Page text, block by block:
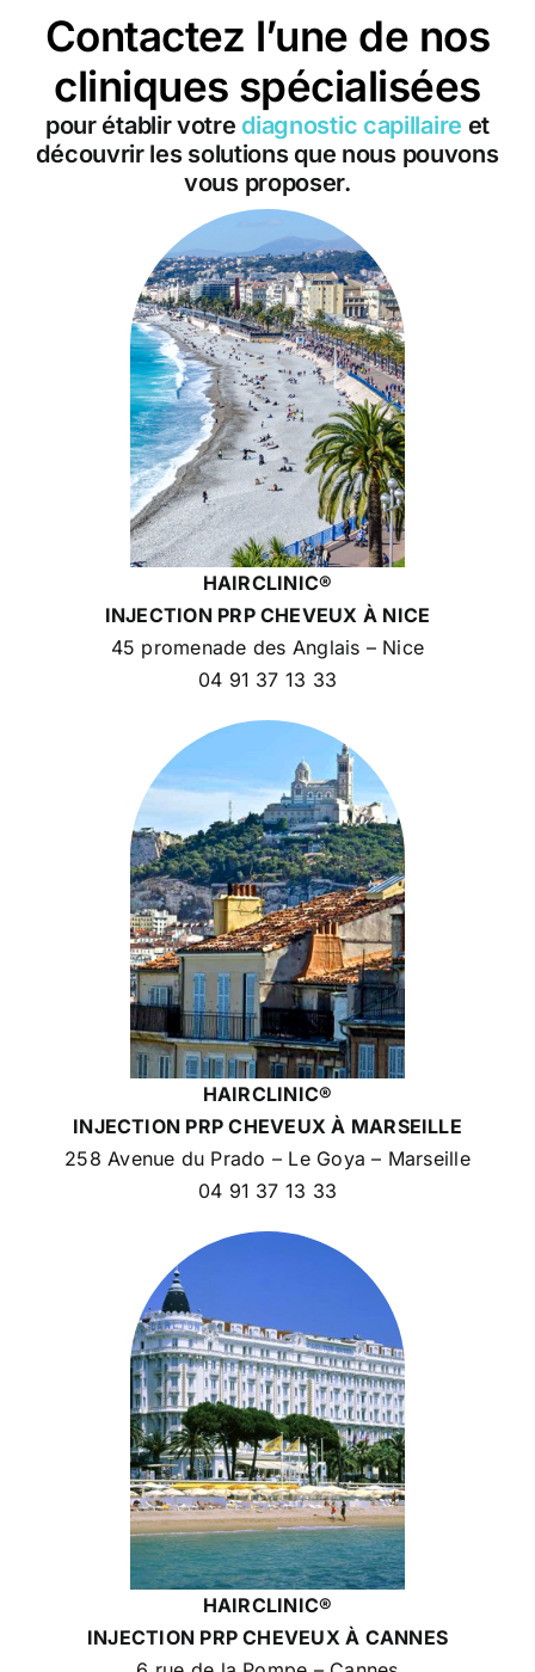
Contactez l’une de nos
cliniques spécialisées
pour établir votre diagnostic capillaire et
découvrir les solutions que nous pouvons
vous proposer.
HAIRCLINIC®
INJECTION PRP CHEVEUX À NICE
45 promenade des Anglais – Nice
04 91 37 13 33
HAIRCLINIC®
INJECTION PRP CHEVEUXÀ MARSEILLE
258 Avenue du Prado – Le Goya – Marseille
04 91 37 13 33
HAIRCLINIC®
INJECTION PRP CHEVEUXÀ CANNES